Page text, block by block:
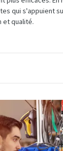
qui s'appuient
et qualité.